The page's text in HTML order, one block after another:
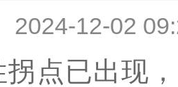
2024-12-02
拐点已出现